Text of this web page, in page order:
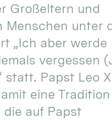
Großeltern und
Menschen unter
„Ich aber werde
vergessen
statt. Papst Leo
eine Tradition
die auf Papst